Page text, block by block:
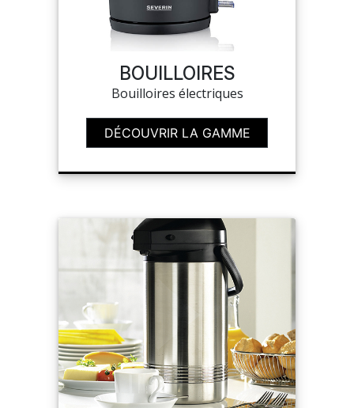
SUR-MESURE
BOUILLOIRES
Bouilloires électriques
DÉCOUVRIR LA GAMME